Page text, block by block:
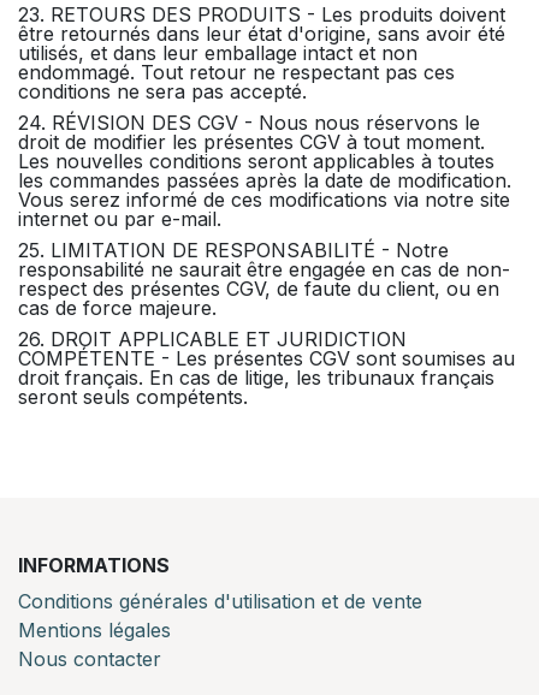
23. RETOURS DES PRODUITS - Les produits doivent
être retournés dans leur état d'origine, sans avoir été
utilisés, et dans leur emballage intact et non
endommagé. Tout retour ne respectant pas ces
conditions ne sera pas accepté.
24. RÉVISION DES CGV - Nous nous réservons le
droit de modifier les présentes CGV à tout moment.
Les nouvelles conditions seront applicables à toutes
les commandes passées après la date de modification.
Vous serez informé de ces modifications via notre site
internet ou par e-mail.
25. LIMITATION DE RESPONSABILITÉ - Notre
responsabilité ne saurait être engagée en cas de non-
respect des présentes CGV, de faute du client, ou en
cas de force majeure.
26. DROIT APPLICABLE ET JURIDICTION
COMPÉTENTE - Les présentes CGV sont soumises au
droit français. En cas de litige, les tribunaux français
seront seuls compétents.
INFORMATIONS
Conditions générales d'utilisation et de vente
Mentions légales
Nous contacter